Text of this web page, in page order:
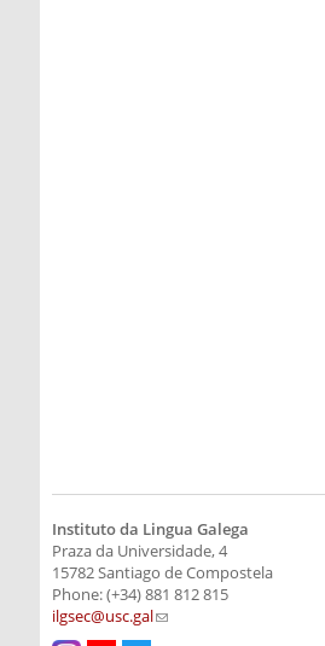
Instituto da Lingua Galega
Praza da Universidade, 4
15782 Santiago de Compostela
Phone: (+34) 881 812 815
ilgsec@usc.gal(link sends e-mail)